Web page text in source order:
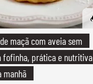
maçã com aveia sem
fofinha, prática e nutritiva
manhã